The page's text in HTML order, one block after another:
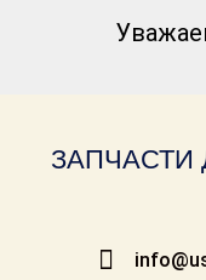
ЗАПЧАСТИ